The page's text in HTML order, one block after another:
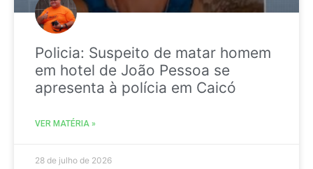
Policia: Suspeito de matar homem
em hotel de João Pessoa se
apresenta à polícia em Caicó
VER MATÉRIA »
28 de julho de 2026